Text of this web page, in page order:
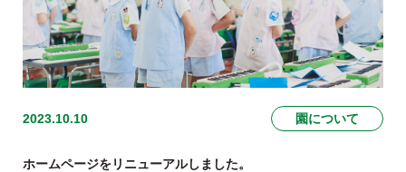
2023.10.10 園について
ホームページをリニューアルしました。